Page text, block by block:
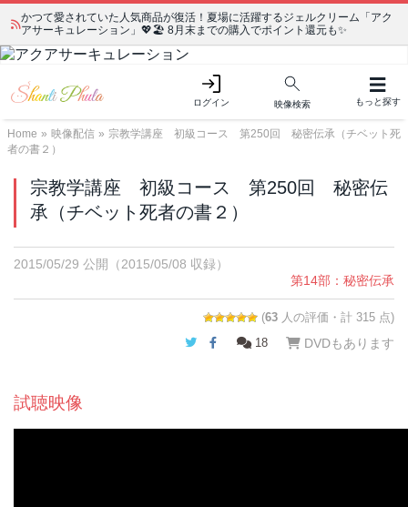
かつて愛されていた人気商品が復活！夏場に活躍するジェルクリーム「アク
アサーキュレーション」💖🏖️ 8月末までの購入でポイント還元も✨
ログイン 映像検索 もっと探す
Home » 映像配信 » 宗教学講座 初級コース 第250回 秘密伝承（チベット死
者の書２）
宗教学講座 初級コース 第250回 秘密伝
承（チベット死者の書２）
2015/05/29 公開
（2015/05/08 収録）
第14部：秘密伝承
(63 人の評価・計 315 点)
Twitter
Facebook
18 DVDもあります
試聴映像